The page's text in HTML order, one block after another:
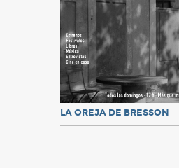
LA OREJA DE BRESSON